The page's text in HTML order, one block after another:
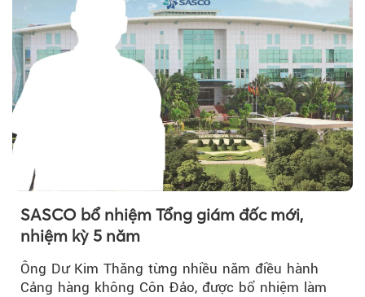
SASCO bổ nhiệm Tổng giám đốc mới,
nhiệm kỳ 5 năm
Ông Dư Kim Thăng từng nhiều năm điều hành
Cảng hàng không Côn Đảo, được bổ nhiệm làm